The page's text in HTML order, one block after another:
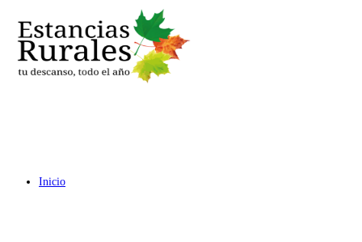
contenido
Inicio